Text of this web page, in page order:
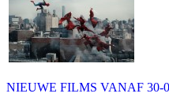
NIEUWE FILMS VANAF 30-